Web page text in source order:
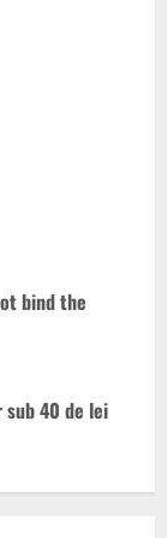
bind the
40 de lei